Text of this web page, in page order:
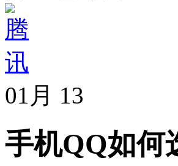
01月 13
手机QQ如何